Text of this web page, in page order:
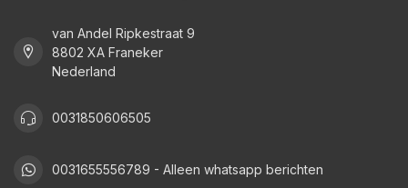
van Andel Ripkestraat 9
8802 XA Franeker
Nederland
0031850606505
0031655556789 - Alleen whatsapp berichten